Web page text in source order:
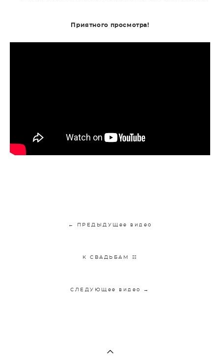
Приятного просмотра!
← ПРЕДЫДУЩее видео
К СВАДЬБАМ ☷
СЛЕДУЮЩее видео →